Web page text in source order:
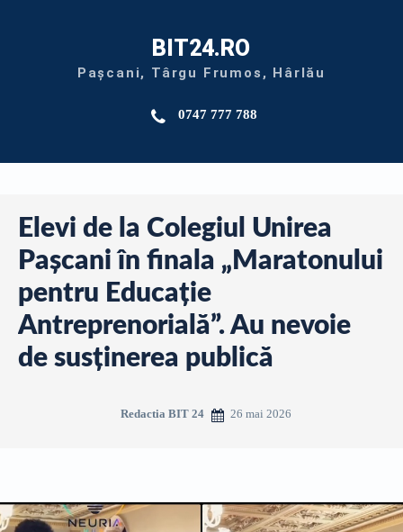
BIT24.RO
Pașcani, Târgu Frumos, Hârlău
0747 777 788
Elevi de la Colegiul Unirea
Pașcani în finala „Maratonului
pentru Educație
Antreprenorială”. Au nevoie
de susținerea publică
Redactia BIT 24 26 mai 2026